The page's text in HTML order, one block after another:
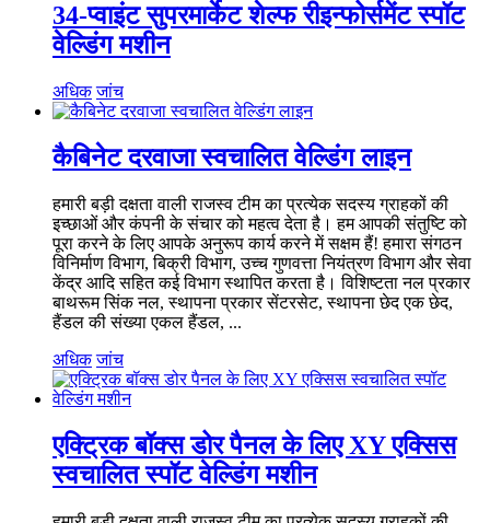
34-प्वाइंट सुपरमार्केट शेल्फ रीइन्फोर्समेंट स्पॉट
वेल्डिंग मशीन
अधिक जांच
कैबिनेट दरवाजा स्वचालित वेल्डिंग लाइन
हमारी बड़ी दक्षता वाली राजस्व टीम का प्रत्येक सदस्य ग्राहकों की
इच्छाओं और कंपनी के संचार को महत्व देता है। हम आपकी संतुष्टि को
पूरा करने के लिए आपके अनुरूप कार्य करने में सक्षम हैं! हमारा संगठन
विनिर्माण विभाग, बिक्री विभाग, उच्च गुणवत्ता नियंत्रण विभाग और सेवा
केंद्र आदि सहित कई विभाग स्थापित करता है। विशिष्टता नल प्रकार
बाथरूम सिंक नल, स्थापना प्रकार सेंटरसेट, स्थापना छेद एक छेद,
हैंडल की संख्या एकल हैंडल, ...
अधिक जांच
एक्ट्रिक बॉक्स डोर पैनल के लिए XY एक्सिस
स्वचालित स्पॉट वेल्डिंग मशीन